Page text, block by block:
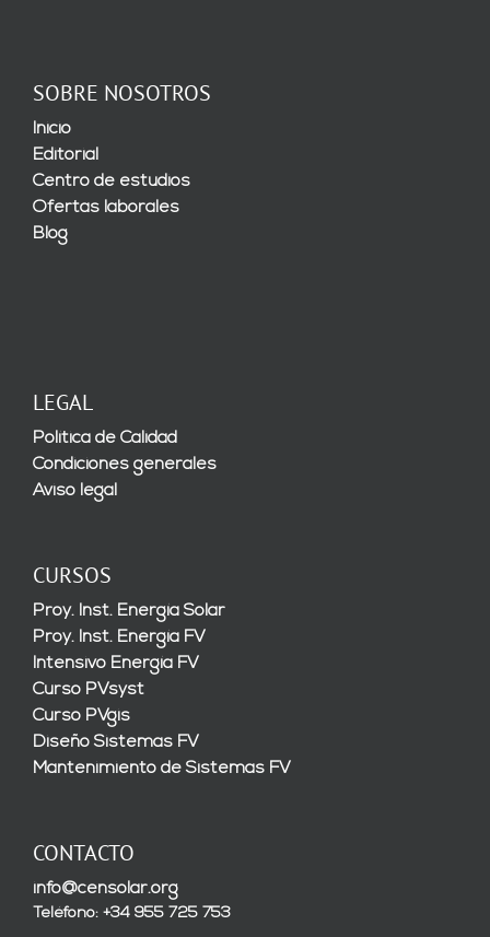
SOBRE NOSOTROS
Inicio
Editorial
Centro de estudios
Ofertas laborales
Blog
LEGAL
Política de Calidad
Condiciones generales
Aviso legal
CURSOS
Proy. Inst. Energía Solar
Proy. Inst. Energía FV
Intensivo Energía FV
Curso PVsyst
Curso PVgis
Diseño Sistemas FV
Mantenimiento de Sistemas FV
CONTACTO
info@censolar.org
Teléfono: +34 955 725 753